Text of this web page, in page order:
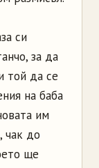
си
за да
той да се
на баба
им
чак до
ще